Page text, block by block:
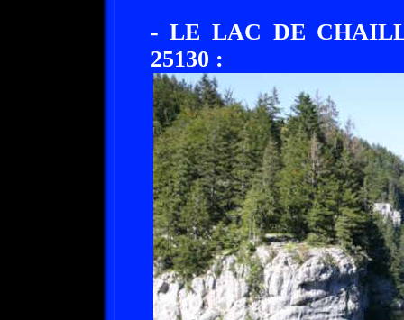
- LE LAC DE
25130 :